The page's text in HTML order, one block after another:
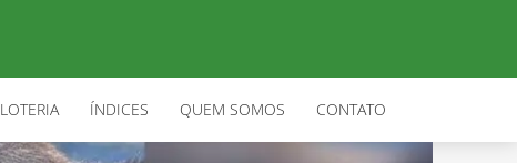
LOTERIA ÍNDICES QUEM SOMOS CONTATO